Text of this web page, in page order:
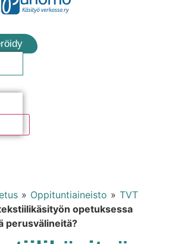
» Oppituntiaineisto » TVT
opetuksessa
perusvälineitä?